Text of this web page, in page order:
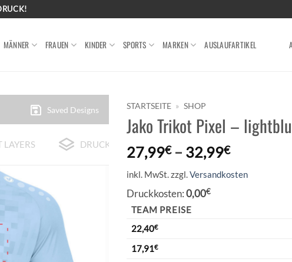
MÄNNER FRAUEN KINDER SPORTS MARKEN AUSLAUFARTIKEL
Saved Designs
LAYERS DRUCK-BEISPIELE
STARTSEITE » SHOP
Jako Trikot Pixel –
27,99€– 32,99€
inkl. MwSt.zzgl.Versandkosten
Druckkosten:0,00€
TEAM PREISE
22,40€
17,91€